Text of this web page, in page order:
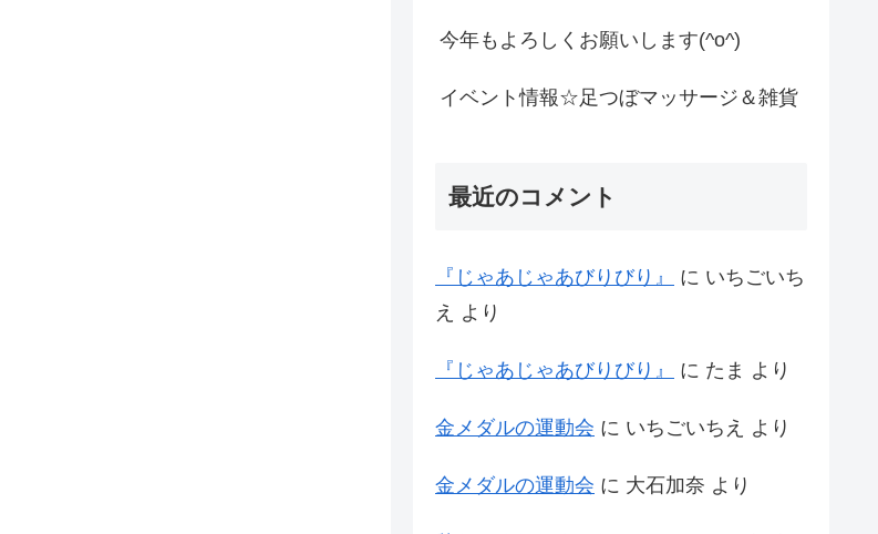
今年もよろしくお願いします(^o^)
イベント情報☆足つぼマッサージ＆雑貨
最近のコメント
『じゃあじゃあびりびり』 に いちごいち
え
より
『じゃあじゃあびりびり』 に たま より
金メダルの運動会 に いちごいちえ より
金メダルの運動会 に 大石加奈 より